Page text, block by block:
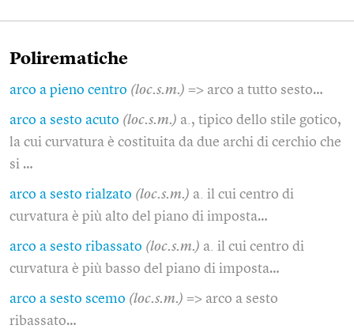
Polirematiche
arco a pieno centro (loc.s.m.) => arco a tutto sesto…
arco a sesto acuto (loc.s.m.) a., tipico dello stile gotico,
la cui curvatura è costituita da due archi di cerchio che
si …
arco a sesto rialzato (loc.s.m.) a. il cui centro di
curvatura è più alto del piano di imposta…
arco a sesto ribassato (loc.s.m.) a. il cui centro di
curvatura è più basso del piano di imposta…
arco a sesto scemo (loc.s.m.) => arco a sesto
ribassato…